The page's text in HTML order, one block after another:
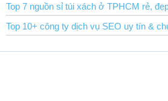
Top 7 nguồn sỉ túi xách ở TPHCM rẻ,
Top 10+ công ty dịch vụ SEO uy tín &